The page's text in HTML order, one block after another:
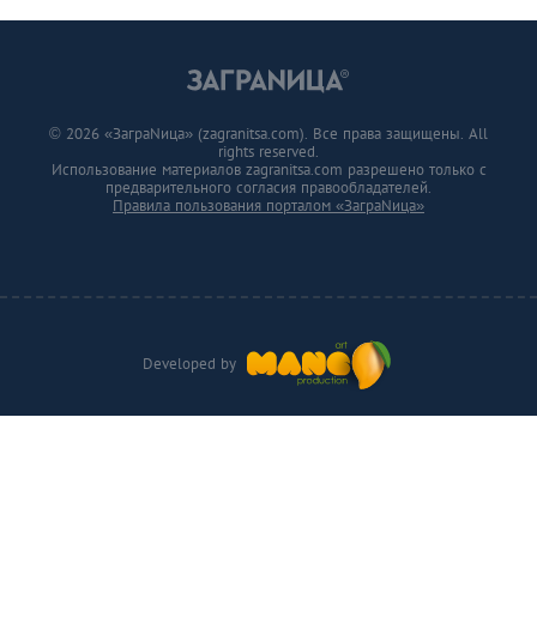
Developed by
© 2026 «ЗаграNица» (zagranitsa.com). Все права защищены. All
rights reserved.
Использование материалов zagranitsa.com разрешено только с
предварительного согласия правообладателей.
Правила пользования порталом «ЗаграNица»